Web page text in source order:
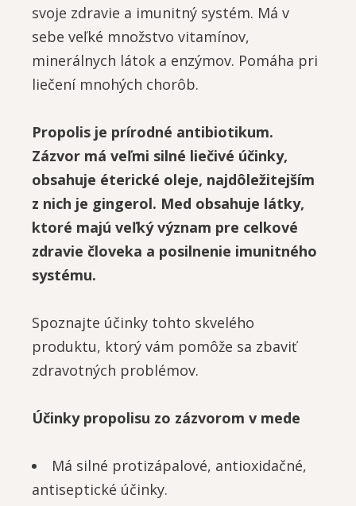
svoje zdravie a imunitný systém. Má v
sebe veľké množstvo vitamínov,
minerálnych látok a enzýmov. Pomáha pri
liečení mnohých chorôb.
Propolis je prírodné antibiotikum.
Zázvor má veľmi silné liečivé účinky,
obsahuje éterické oleje, najdôležitejším
z nich je gingerol. Med obsahuje látky,
ktoré majú veľký význam pre celkové
zdravie človeka a posilnenie imunitného
systému.
Spoznajte účinky tohto skvelého
produktu, ktorý vám pomôže sa zbaviť
zdravotných problémov.
Účinky propolisu zo zázvorom v mede
Má silné protizápalové, antioxidačné,
antiseptické účinky.